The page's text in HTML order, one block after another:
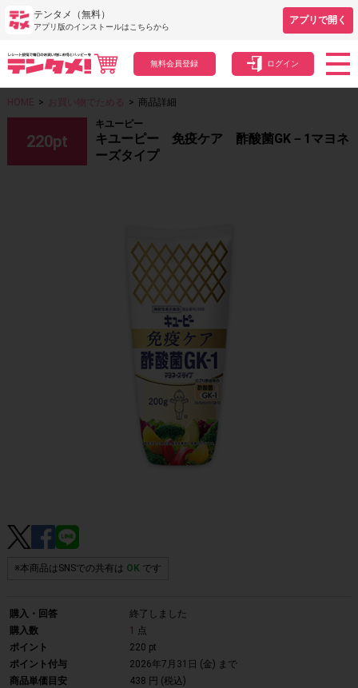
テンタメ（無料）
アプリ版のインストールはこちらから
アプリで開く
無料会員登録 ログイン
HOME > お買い物でためる > 商品詳細
220pt
キユーピー
キユーピー 免疫ケア 酢酸菌GK－1マヨネ
ーズタイプ
※本商品はSNSでの共有は OKです
購入・回答
終了しました
購入数
1
点
ポイント
220 pt
ポイント付与
2026年7月31日 (金) まで
商品単価目安
438 円 (税込)